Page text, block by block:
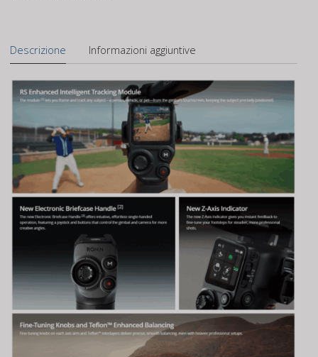
Descrizione Informazioni aggiuntive